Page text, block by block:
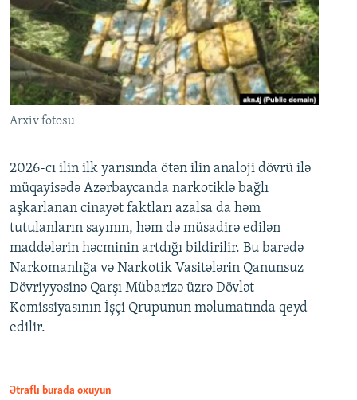
Arxiv fotosu
2026-cı ilin ilk yarısında ötən ilin analoji dövrü ilə
müqayisədə Azərbaycanda narkotiklə bağlı
aşkarlanan cinayət faktları azalsa da həm
tutulanların sayının, həm də müsadirə edilən
maddələrin həcminin artdığı bildirilir. Bu barədə
Narkomanlığa və Narkotik Vasitələrin Qanunsuz
Dövriyyəsinə Qarşı Mübarizə üzrə Dövlət
Komissiyasının İşçi Qrupunun məlumatında qeyd
edilir.
Ətraflı burada oxuyun